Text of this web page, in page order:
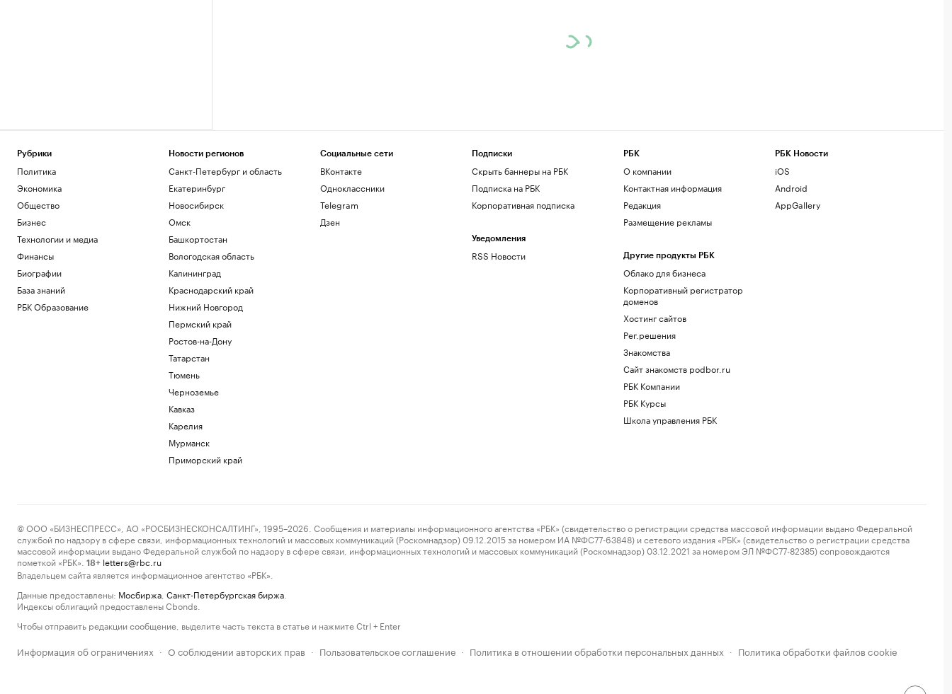
Рубрики
Политика
Экономика
Общество
Бизнес
Технологии и медиа
Финансы
Биографии
База знаний
РБК Образование
Новости регионов
Санкт-Петербург и область
Екатеринбург
Новосибирск
Омск
Башкортостан
Вологодская область
Калининград
Краснодарский край
Нижний Новгород
Пермский край
Ростов-на-Дону
Татарстан
Тюмень
Черноземье
Кавказ
Карелия
Мурманск
Приморский край
Социальные сети
ВКонтакте
Одноклассники
Telegram
Дзен
Подписки
Скрыть баннеры на РБК
Подписка на РБК
Корпоративная подписка
Уведомления
RSS Новости
РБК
О компании
Контактная информация
Редакция
Размещение рекламы
Другие продукты РБК
Облако для бизнеса
Корпоративный регистратор
доменов
Хостинг сайтов
Рег.решения
Знакомства
Сайт знакомств podbor.ru
РБК Компании
РБК Курсы
Школа управления РБК
РБК Новости
iOS
Android
AppGallery
© ООО «БИЗНЕСПРЕСС», АО «РОСБИЗНЕСКОНСАЛТИНГ», 1995–2026. Сообщения и материалы информационного агентства «РБК» (свидетельство о регистрации средства массовой информации выдано Федеральной
службой по надзору в сфере связи, информационных технологий и массовых коммуникаций (Роскомнадзор) 09.12.2015 за номером ИА №ФС77-63848) и сетевого издания «РБК» (свидетельство о регистрации средства
массовой информации выдано Федеральной службой по надзору в сфере связи, информационных технологий и массовых коммуникаций (Роскомнадзор) 03.12.2021 за номером ЭЛ №ФС77-82385) сопровождаются
пометкой «РБК».
18+ letters@rbc.ru
Владельцем сайта является информационное агентство «РБК».
Данные предоставлены: Мосбиржа Санкт-Петербургская биржа
Индексы облигаций предоставлены Cbonds.
Чтобы отправить редакции сообщение, выделите часть текста в статье и нажмите Ctrl + Enter
Информация об ограничениях · О соблюдении авторских прав · Пользовательское соглашение · Политика в отношении обработки персональных данных · Политика обработки файлов cookie